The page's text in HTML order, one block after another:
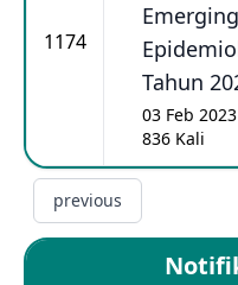
1174
Tahun
03 Feb
836 Kali
previous